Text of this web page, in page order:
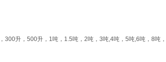
300升， 500升， 1吨， 1.5吨， 2吨， 3吨,4吨， 5吨,6吨， 8吨，